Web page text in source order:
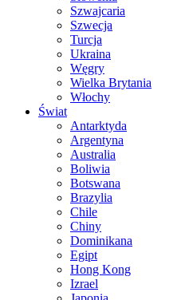
Szwajcaria
Szwecja
Turcja
Ukraina
Węgry
Wielka Brytania
Włochy
Świat
Antarktyda
Argentyna
Australia
Boliwia
Botswana
Brazylia
Chile
Chiny
Dominikana
Egipt
Hong Kong
Izrael